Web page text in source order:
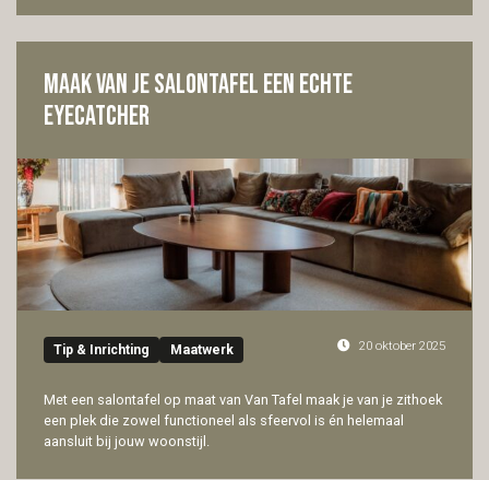
Maak van je salontafel een echte
eyecatcher
Tip & Inrichting Maatwerk 20 oktober 2025
Met een salontafel op maat van Van Tafel maak je van je zithoek
een plek die zowel functioneel als sfeervol is én helemaal
aansluit bij jouw woonstijl.